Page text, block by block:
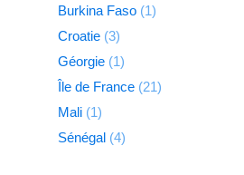
Burkina Faso(1)
Croatie(3)
Géorgie(1)
Île de France(21)
Mali(1)
Sénégal(4)